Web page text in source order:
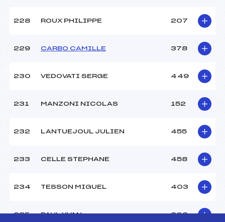
228 ROUX PHILIPPE 207
229 CARBO CAMILLE 378
230 VEDOVATI SERGE 449
231 MANZONI NICOLAS 152
232 LANTUEJOUL JULIEN 455
233 CELLE STEPHANE 458
234 TESSON MIGUEL 403
235 PAUL YVAN 209